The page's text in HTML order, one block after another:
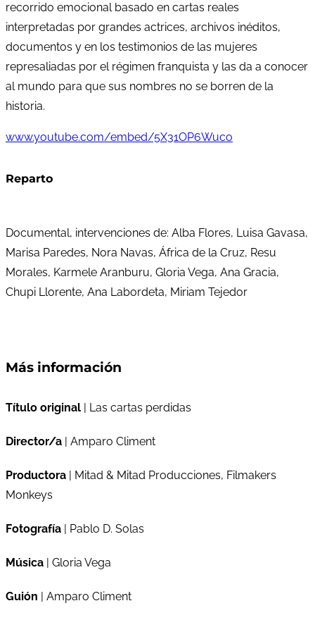
recorrido emocional basado en cartas reales
interpretadas por grandes actrices, archivos inéditos,
documentos y en los testimonios de las mujeres
represaliadas por el régimen franquista y las da a conocer
al mundo para que sus nombres no se borren de la
historia.
www.youtube.com/embed/5X31OP6Wuco
Reparto
Documental, intervenciones de: Alba Flores, Luisa Gavasa,
Marisa Paredes, Nora Navas, África de la Cruz, Resu
Morales, Karmele Aranburu, Gloria Vega, Ana Gracia,
Chupi Llorente, Ana Labordeta, Miriam Tejedor
Más información
Título original | Las cartas perdidas
Director/a | Amparo Climent
Productora | Mitad & Mitad Producciones, Filmakers
Monkeys
Fotografía | Pablo D. Solas
Música | Gloria Vega
Guión | Amparo Climent